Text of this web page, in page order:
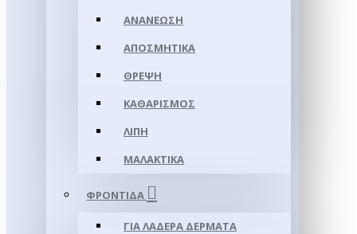
ΑΝΑΝΈΩΣΗ
ΑΠΟΣΜΗΤΙΚΆ
ΘΡΈΨΗ
ΚΑΘΑΡΙΣΜΌΣ
ΛΊΠΗ
ΜΑΛΑΚΤΙΚΆ
ΦΡΟΝΤΊΔΑ
ΓΙΑ ΛΑΔΕΡΆ ΔΈΡΜΑΤΑ